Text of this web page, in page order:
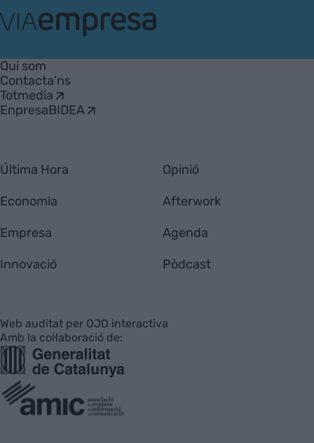
Empresa
Qui som
Contacta'ns
Totmedia
EnpresaBIDEA
Última Hora
Economia
Empresa
Innovació
Opinió
Afterwork
Agenda
Pòdcast
Web auditat per OJD interactiva
Amb la col·laboració de: